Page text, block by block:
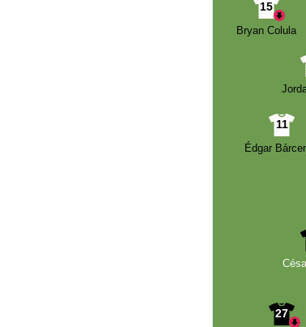
15
Bryan Colula
11
Édgar
27